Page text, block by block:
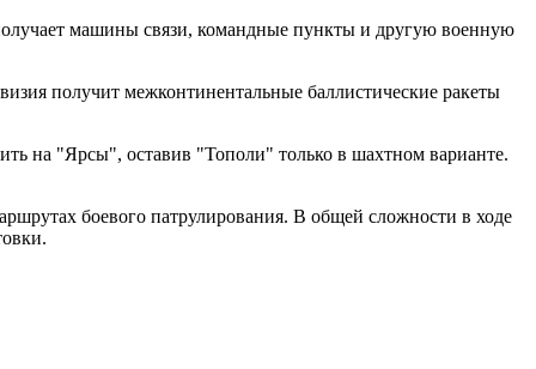
машины связи, командные пункты и другую военную
получит межконтинентальные баллистические ракеты
на "Ярсы", оставив "Тополи" только в шахтном варианте.
боевого патрулирования. В общей сложности в ходе